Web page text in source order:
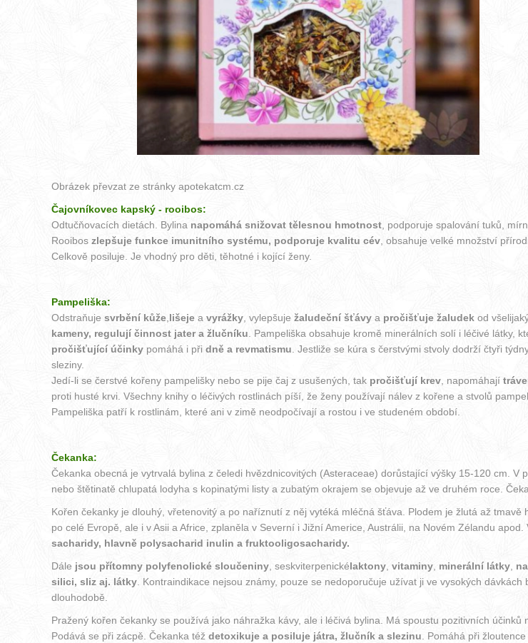
Obrázek převzat ze stránky apotekatcm.cz
Čajovníkovec kapský - rooibos:
Odtučňovacích dietách. Bylina napomáhá snižovat tělesnou hmotnost, podporuje spalování tuků,
Rooibos zlepšuje funkce imunitního systému, podporuje kvalitu cév, obsahuje velké množství
Celkově posiluje. Je vhodný pro děti, těhotné i kojící ženy.
Pampeliška:
Odstraňuje svrbění kůže,lišeje a vyrážky, vylepšuje žaludeční šťávy a pročišťuje žaludek od
kameny, regulují činnost jater a žlučníku. Pampeliška obsahuje kromě minerálních solí i léčivé látky,
pročišťující účinky pomáhá i při dně a revmatismu. Jestliže se kúra s čerstvými stvoly dodrží čtyři
sleziny.
Jedí-li se čerstvé kořeny pampelišky nebo se pije čaj z usušených, tak pročišťují krev, napomáhají
proti husté krvi. Všechny knihy o léčivých rostlinách píší, že ženy používají nálev z kořene a stvolů
Pampeliška patří k rostlinám, které ani v zimě neodpočívají a rostou i ve studeném období.
Čekanka:
Čekanka obecná je vytrvalá bylina z čeledi hvězdnicovitých (Asteraceae) dorůstající výšky 15-120 cm.
nebo štětinatě chlupatá lodyha s kopinatými listy a zubatým okrajem se objevuje až ve druhém roce.
Kořen čekanky je dlouhý, vřetenovitý a po naříznutí z něj vytéká mléčná šťáva. Plodem je žlutá až
po celé Evropě, ale i v Asii a Africe, zplaněla v Severní i Jižní Americe, Austrálii, na Novém Zélandu
sacharidy, hlavně polysacharid inulin a fruktooligosacharidy.
Dále jsou přítomny polyfenolické sloučeniny, seskviterpenickélaktony, vitaminy, minerální látky,
silici, sliz aj. látky. Kontraindikace nejsou známy, pouze se nedoporučuje užívat ji ve vysokých
dlouhodobě.
Pražený kořen čekanky se používá jako náhražka kávy, ale i léčivá bylina. Má spoustu pozitivních
Podává se při zácpě. Čekanka též detoxikuje a posiluje játra, žlučník a slezinu. Pomáhá při